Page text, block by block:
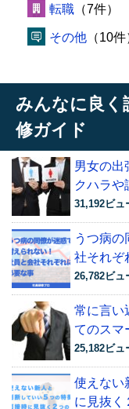
転職 （7件）
その他 （10件
みんなに良く
修ガイド
男女の出
クハラや
31,192ビュ
うつ病
社それぞ
26,782ビュ
常に言い
てのスマ
25,182ビュ
使えない
に見抜く